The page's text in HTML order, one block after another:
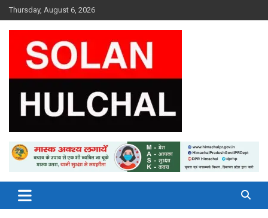
Skip
to
content
Thursday, August 6, 2026
Solan Hulchal